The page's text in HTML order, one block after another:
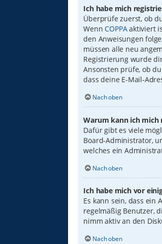
Ich habe mich
Überprüfe zuerst, ob
WennCOPPAaktiviert
den Anweisungen
müssen alle neu
Registrierung wurde
Ansonsten prüfe, ob
dass deine E-Mail-
Nach oben
Warum kann ich mich
Dafür gibt es viele
Board-Administrator,
welches ein
Nach oben
Ich habe mich vor
Es kann sein, dass ein
regelmäßig Benutzer,
nimm aktiv an den
Nach oben